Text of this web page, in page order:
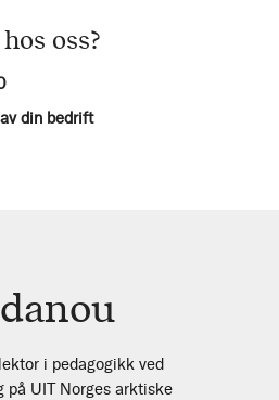
oss?
din bedrift
i pedagogikk ved
på UIT Norges arktiske